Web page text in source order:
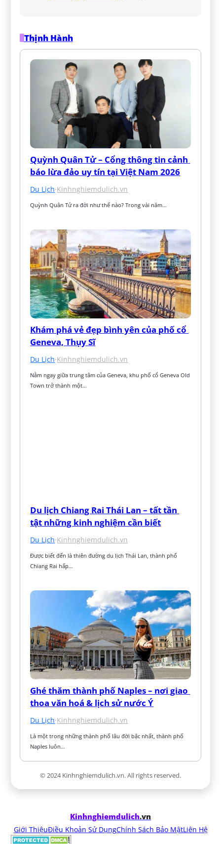
Thịnh Hành
Quỳnh Quân Tử – Cổng thông tin cảnh
báo lừa đảo uy tín tại Việt Nam 2026
Du Lịch·Kinhnghiemdulich.vn
Quỳnh Quân Tử ra đời như thế nào? Trong vài năm…
Khám phá vẻ đẹp bình yên của phố cổ
Geneva, Thụy Sĩ
Du Lịch·Kinhnghiemdulich.vn
Nằm ngay giữa trung tâm của Geneva, khu phố cổ Geneva Old
Town trở thành một…
Du lịch Chiang Rai Thái Lan – tất tần
tật những kinh nghiệm cần biết
Du Lịch·Kinhnghiemdulich.vn
Được biết đến là thiên đường du lịch Thái Lan, thành phố
Chiang Rai hấp…
Ghé thăm thành phố Naples – nơi giao
thoa văn hoá & lịch sử nước Ý
Du Lịch·Kinhnghiemdulich.vn
Là một trong những thành phố lâu đời bậc nhất, thành phố
Naples luôn…
© 2024 Kinhnghiemdulich.vn. All rights reserved.
Kinhnghiemdulich.vn
Giới ThiệuĐiều Khoản Sử DụngChính Sách Bảo MậtLiên Hệ